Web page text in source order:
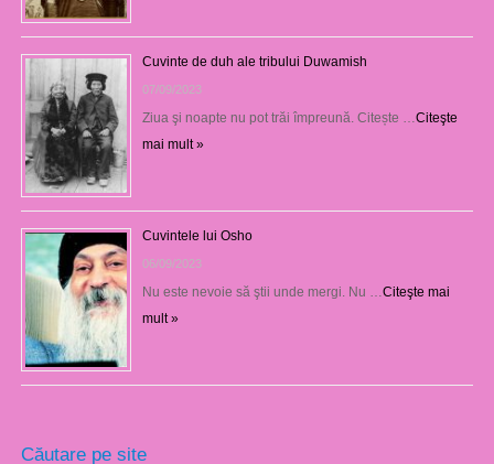
Cuvinte de duh ale tribului Duwamish
07/09/2023
Ziua şi noapte nu pot trăi împreună. Citește … Citeşte
mai mult »
Cuvintele lui Osho
06/09/2023
Nu este nevoie să ştii unde mergi. Nu … Citeşte mai
mult »
Căutare pe site